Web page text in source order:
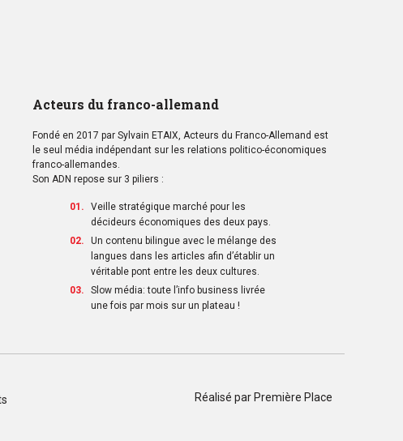
Acteurs du franco-allemand
Fondé en 2017 par Sylvain ETAIX, Acteurs du Franco-Allemand est
le seul média indépendant sur les relations politico-économiques
franco-allemandes.
Son ADN repose sur 3 piliers :
Veille stratégique marché pour les
décideurs économiques des deux pays.
Un contenu bilingue avec le mélange des
langues dans les articles afin d’établir un
véritable pont entre les deux cultures.
Slow média: toute l’info business livrée
une fois par mois sur un plateau !
Réalisé par Première Place